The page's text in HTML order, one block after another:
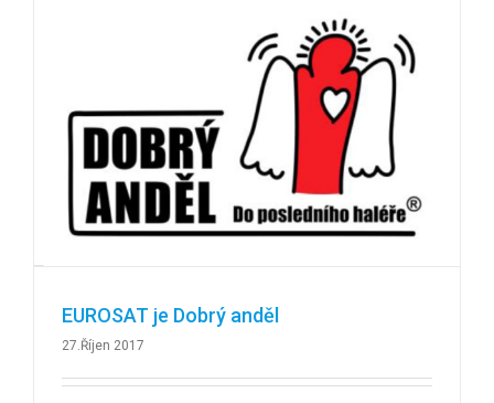
EUROSAT je Dobrý anděl
27.Říjen 2017